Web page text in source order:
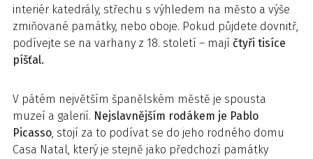
interiér katedrály, střechu s výhledem na město a výše
zmiňované památky, nebo oboje. Pokud půjdete dovnitř,
podívejte se na varhany z 18. století – mají čtyři tisíce
píšťal.
V pátém největším španělském městě je spousta
muzeí a galerií. Nejslavnějším rodákem je Pablo
Picasso, stojí za to podívat se do jeho rodného domu
Casa Natal, který je stejně jako předchozí památky